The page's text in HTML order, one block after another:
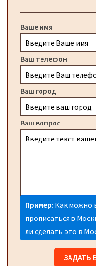
Ваше имя
Ваш телефон
Ваш город
Ваш вопрос
Пример: Как можно
прописаться в
ли сделать это в
ЗАДАТЬ